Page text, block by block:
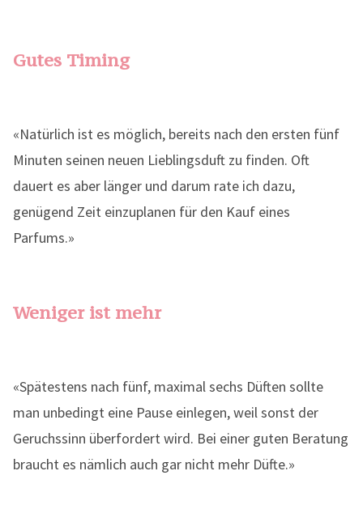
Gutes Timing
«Natürlich ist es möglich, bereits nach den ersten fünf
Minuten seinen neuen Lieblingsduft zu finden. Oft
dauert es aber länger und darum rate ich dazu,
genügend Zeit einzuplanen für den Kauf eines
Parfums.»
Weniger ist mehr
«Spätestens nach fünf, maximal sechs Düften sollte
man unbedingt eine Pause einlegen, weil sonst der
Geruchssinn überfordert wird. Bei einer guten Beratung
braucht es nämlich auch gar nicht mehr Düfte.»